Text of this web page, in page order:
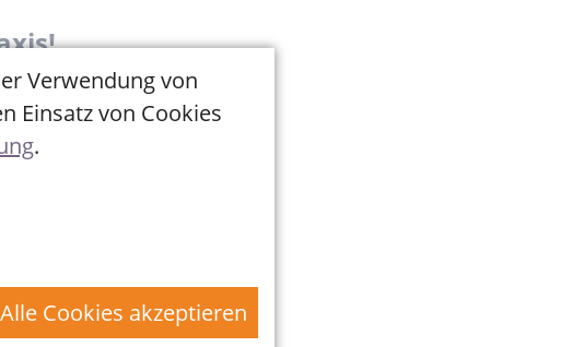
Verwendung von
Einsatz von Cookies
.
Alle Cookies akzeptieren